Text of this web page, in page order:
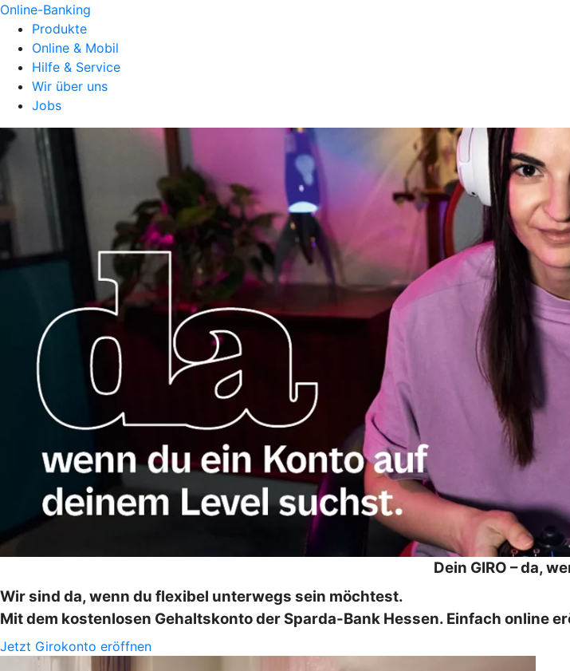
Online-Banking
Produkte
Online & Mobil
Hilfe & Service
Wir über uns
Jobs
Dein GIRO – da,
Wir sind da, wenn du flexibel unterwegs sein möchtest.
Mit dem kostenlosen Gehaltskonto der Sparda-Bank Hessen. Einfach online
Jetzt Girokonto eröffnen